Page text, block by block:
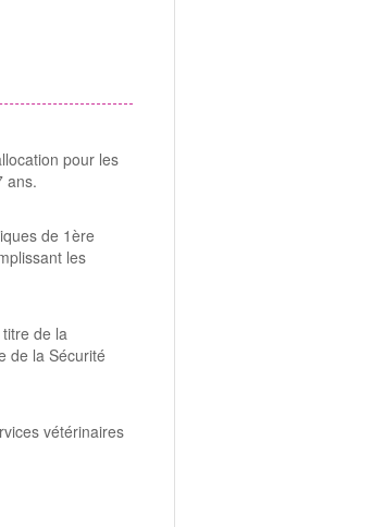
pour les
ans.
de 1ère
les
de la
de la Sécurité
vétérinaires